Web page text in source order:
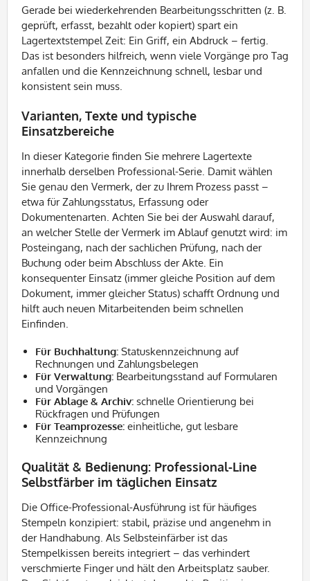
Gerade bei wiederkehrenden Bearbeitungsschritten (z. B.
geprüft, erfasst, bezahlt oder kopiert) spart ein
Lagertextstempel Zeit: Ein Griff, ein Abdruck – fertig.
Das ist besonders hilfreich, wenn viele Vorgänge pro Tag
anfallen und die Kennzeichnung schnell, lesbar und
konsistent sein muss.
Varianten, Texte und typische
Einsatzbereiche
In dieser Kategorie finden Sie mehrere Lagertexte
innerhalb derselben Professional-Serie. Damit wählen
Sie genau den Vermerk, der zu Ihrem Prozess passt –
etwa für Zahlungsstatus, Erfassung oder
Dokumentenarten. Achten Sie bei der Auswahl darauf,
an welcher Stelle der Vermerk im Ablauf genutzt wird: im
Posteingang, nach der sachlichen Prüfung, nach der
Buchung oder beim Abschluss der Akte. Ein
konsequenter Einsatz (immer gleiche Position auf dem
Dokument, immer gleicher Status) schafft Ordnung und
hilft auch neuen Mitarbeitenden beim schnellen
Einfinden.
Für Buchhaltung: Statuskennzeichnung auf
Rechnungen und Zahlungsbelegen
Für Verwaltung: Bearbeitungsstand auf Formularen
und Vorgängen
Für Ablage & Archiv: schnelle Orientierung bei
Rückfragen und Prüfungen
Für Teamprozesse: einheitliche, gut lesbare
Kennzeichnung
Qualität & Bedienung: Professional-Line
Selbstfärber im täglichen Einsatz
Die Office-Professional-Ausführung ist für häufiges
Stempeln konzipiert: stabil, präzise und angenehm in
der Handhabung. Als Selbsteinfärber ist das
Stempelkissen bereits integriert – das verhindert
verschmierte Finger und hält den Arbeitsplatz sauber.